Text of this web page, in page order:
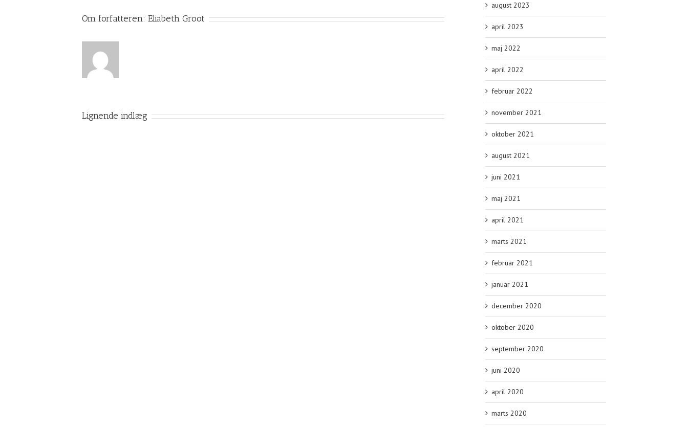
Om forfatteren: Eliabeth Groot
Lignende indlæg
august 2023
april 2023
maj 2022
april 2022
februar 2022
november 2021
oktober 2021
august 2021
juni 2021
maj 2021
april 2021
marts 2021
februar 2021
januar 2021
december 2020
oktober 2020
september 2020
juni 2020
april 2020
marts 2020